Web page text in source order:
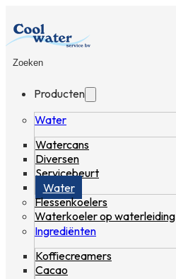
Zoeken
Producten
Water
Watercans
Diversen
Servicebeurt
Water
Flessenkoelers
Waterkoeler op waterleiding
Ingrediënten
Koffiecreamers
Cacao